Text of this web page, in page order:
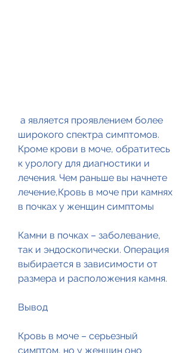
широкого спектра симптомов.
Кроме крови в моче, обратитесь
к урологу для диагностики и
лечения. Чем раньше вы начнете
лечение,Кровь в моче при камнях
в почках у женщин симптомы
Камни в почках – заболевание,
так и эндоскопически. Операция
выбирается в зависимости от
размера и расположения камня.
Вывод
Кровь в моче – серьезный
симптом, но у женщин оно